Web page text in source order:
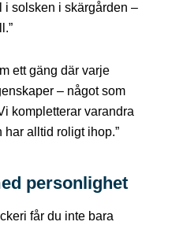
i solsken i skärgården –
ett gäng där varje
– något som
kompletterar varandra
har alltid roligt ihop.”
personlighet
får du inte bara